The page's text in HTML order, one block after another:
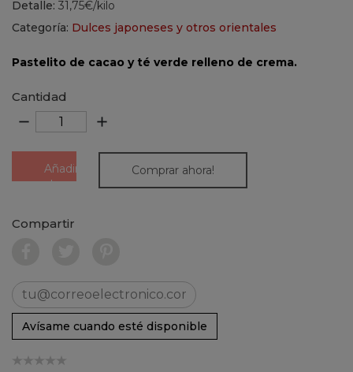
Detalle: 31,75€/kilo
Categoría: Dulces japoneses y otros orientales
Pastelito de cacao y té verde relleno de crema.
Cantidad
remove add
Añadir
al
Comprar ahora!
Compartir
Avísame cuando esté disponible